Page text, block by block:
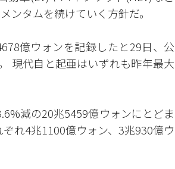
ンタムを続けていく方針だ。
億ウォンを記録したと29日、公
現代自と起亜はいずれも昨年最大
減の20兆5459億ウォンにとどま
れ4兆1100億ウォン、3兆930億ウ